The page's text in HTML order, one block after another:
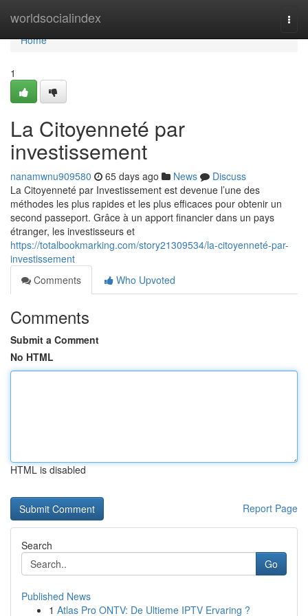
worldsocialindex
Home
Home
1
La Citoyenneté par
investissement
nanamwnu909580 65 days ago News
Discuss
La Citoyenneté par Investissement est devenue l’une des
méthodes les plus rapides et les plus efficaces pour obtenir un
second passeport. Grâce à un apport financier dans un pays
étranger, les investisseurs et
https://totalbookmarking.com/story21309534/la-citoyenneté-par-
investissement
Comments
Who Upvoted
Comments
Submit a Comment
No HTML
HTML is disabled
Report Page
Search
Go
Published News
1 Atlas Pro ONTV: De Ultieme IPTV Ervaring ?